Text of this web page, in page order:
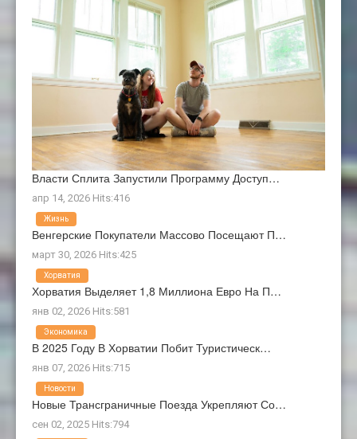
Власти Сплита Запустили Программу Доступ…
апр 14, 2026 Hits:416
Венгерские Покупатели Массово Посещают П…
март 30, 2026 Hits:425
Жизнь
Хорватия Выделяет 1,8 Миллиона Евро На П…
янв 02, 2026 Hits:581
Хорватия
В 2025 Году В Хорватии Побит Туристическ…
янв 07, 2026 Hits:715
Экономика
Новые Трансграничные Поезда Укрепляют Со…
сен 02, 2025 Hits:794
Новости